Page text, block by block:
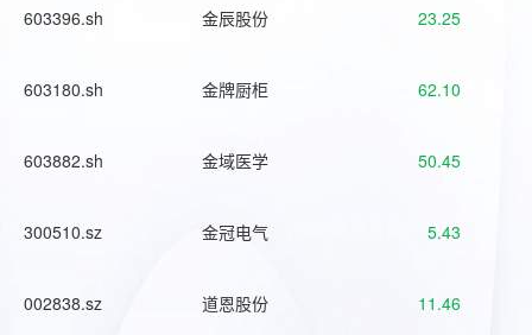
603396.sh 金辰股份 23.25
603180.sh 金牌厨柜 62.10
603882.sh 金域医学 50.45
300510.sz 金冠电气 5.43
002838.sz 道恩股份 11.46